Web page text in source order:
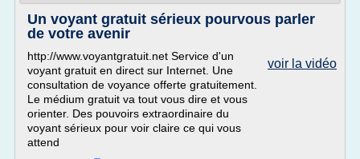
Un voyant gratuit sérieux pourvous parler
de votre avenir
voir la vidéo
http://www.voyantgratuit.net Service d'un
voyant gratuit en direct sur Internet. Une
consultation de voyance offerte gratuitement.
Le médium gratuit va tout vous dire et vous
orienter. Des pouvoirs extraordinaire du
voyant sérieux pour voir claire ce qui vous
attend